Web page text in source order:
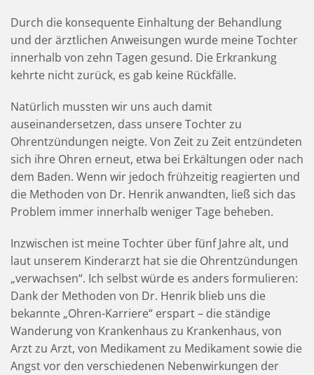
Durch die konsequente Einhaltung der Behandlung
und der ärztlichen Anweisungen wurde meine Tochter
innerhalb von zehn Tagen gesund. Die Erkrankung
kehrte nicht zurück, es gab keine Rückfälle.
Natürlich mussten wir uns auch damit
auseinandersetzen, dass unsere Tochter zu
Ohrentzündungen neigte. Von Zeit zu Zeit entzündeten
sich ihre Ohren erneut, etwa bei Erkältungen oder nach
dem Baden. Wenn wir jedoch frühzeitig reagierten und
die Methoden von Dr. Henrik anwandten, ließ sich das
Problem immer innerhalb weniger Tage beheben.
Inzwischen ist meine Tochter über fünf Jahre alt, und
laut unserem Kinderarzt hat sie die Ohrentzündungen
„verwachsen“. Ich selbst würde es anders formulieren:
Dank der Methoden von Dr. Henrik blieb uns die
bekannte „Ohren-Karriere“ erspart – die ständige
Wanderung von Krankenhaus zu Krankenhaus, von
Arzt zu Arzt, von Medikament zu Medikament sowie die
Angst vor den verschiedenen Nebenwirkungen der